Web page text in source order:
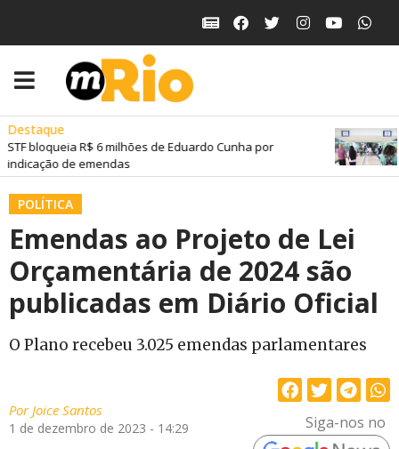
bloqueia R$ 6 milhões de Eduardo Cunha por
de emendas
POLÍTICA
Emendas ao Projeto de Lei
Orçamentária de 2024 são
publicadas em Diário Oficial
O Plano recebeu 3.025 emendas parlamentares
PorJoice Santos
1 de dezembro de 2023 - 14:29 Siga-nos no